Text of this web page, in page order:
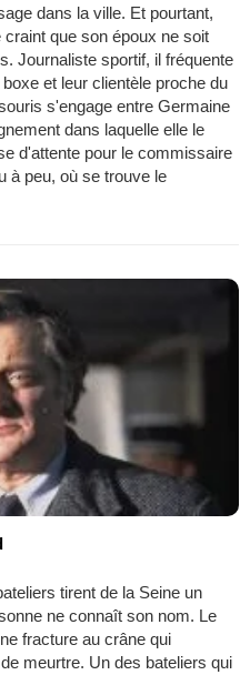
dans la ville. Et pourtant,
que son époux ne soit
Journaliste sportif, il fréquente
et leur clientèle proche du
s'engage entre Germaine
dans laquelle elle le
d'attente pour le commissaire
à peu, où se trouve le
tirent de la Seine un
ne connaît son nom. Le
fracture au crâne qui
meurtre. Un des bateliers qui